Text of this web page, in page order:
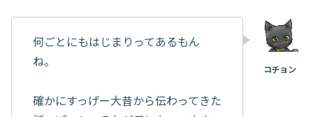
何ごとにもはじまりってあるもん
ね。
確かにすっげー大昔から伝わってきた